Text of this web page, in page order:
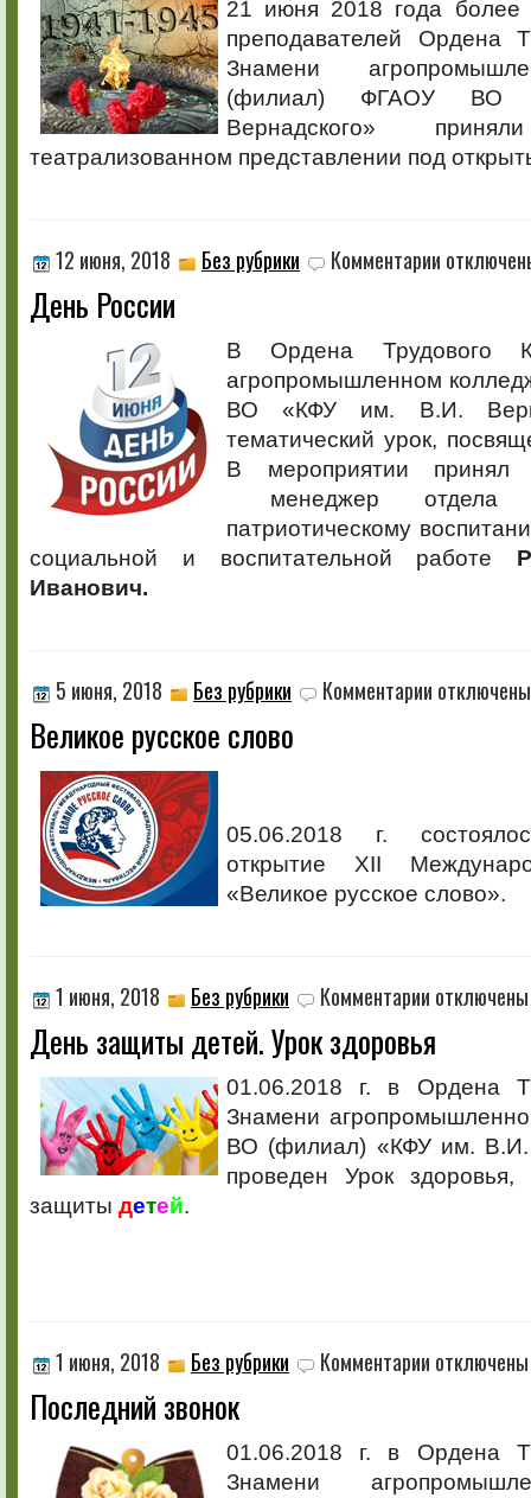
21 июня 2018 года более
преподавателей Ордена
Знамени
(филиал) ФГАОУ
Вернадского»
театрализованном представлении под
12 июня, 2018 Без рубрики Комментарии записи
День России
В Ордена Трудового
агропромышленном
ВО «КФУ им. В.И.
тематический урок,
В мероприятии принял
менеджер отдела
патриотическому
социальной и воспитательной работе
Иванович.
5 июня, 2018 Без рубрики Комментарии записи
отключены
Великое русское слово
05.06.2018 г.
открытие XII
«Великое русское слово».
1 июня, 2018 Без рубрики Комментарии записи
День
защиты
детей.
Урок
здоровья
отключены
День защиты детей. Урок здоровья
01.06.2018 г. в Ордена
Знамени
ВО (филиал) «КФУ им. В.И.
проведен Урок
защиты детей.
1 июня, 2018 Без рубрики Комментарии записи
отключены
Последний звонок
01.06.2018 г. в Ордена
Знамени